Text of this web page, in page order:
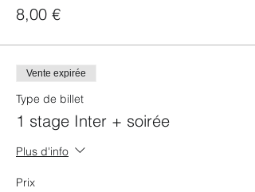
8,00 €
Vente expirée
Type de billet
1 stage Inter + soirée
Plus d'info
Prix